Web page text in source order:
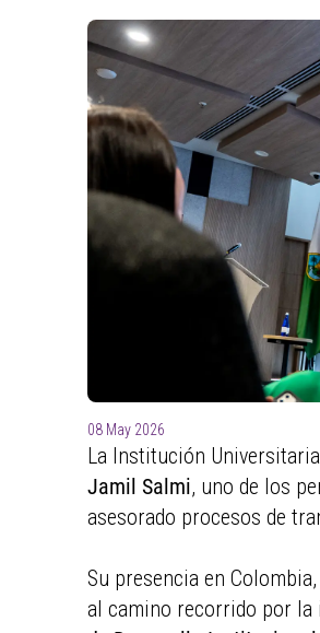
08 May 2026
La Institución
Jamil Salmi, uno de los
asesorado procesos de
Su presencia en
al camino recorrido por